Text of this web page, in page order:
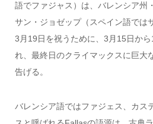
語でファジャス）は、バレンシア州
サン・ジョゼップ（スペイン語では
3月19日を祝うために、3月15日か
れ、最終日のクライマックスに巨大
告げる。
バレンシア語ではファジェス、カス